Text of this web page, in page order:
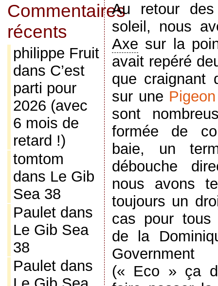
Commentaires
récents
philippe Fruit
dans C’est
parti pour
2026 (avec
6 mois de
retard !)
tomtom
dans Le Gib
Sea 38
Pauletdans
Le Gib Sea
38
Pauletdans
Au retour
soleil, nous
Axe sur la
avait repéré
que craignant
sur une
sont
formée de
baie, un
débouche
nous avons
toujours un
cas pour tous
de la
(« Eco » ça